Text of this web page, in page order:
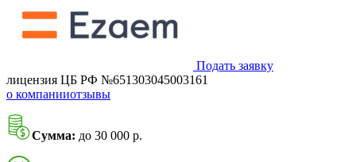
Подать заявку
лицензия ЦБ РФ №651303045003161
о компанииотзывы
Сумма: до 30 000 р.